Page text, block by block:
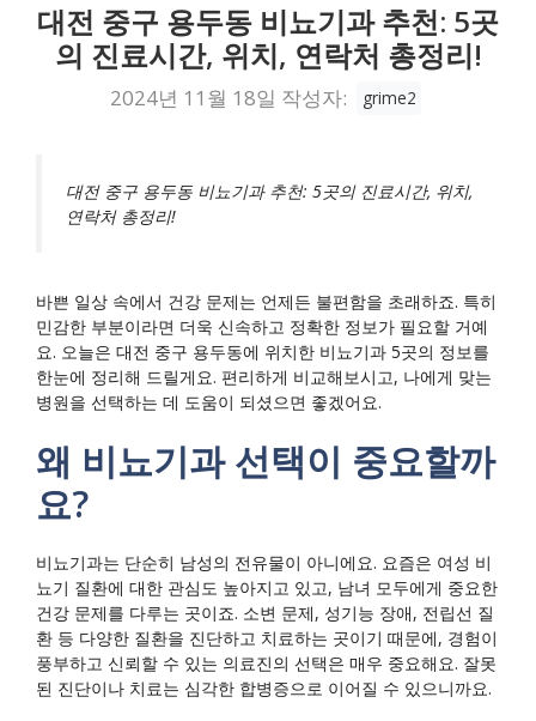
대전 중구 용두동 비뇨기과 추천: 5곳
의 진료시간, 위치, 연락처 총정리!
2024년 11월 18일 작성자: grime2
대전 중구 용두동 비뇨기과 추천: 5곳의 진료시간, 위치,
연락처 총정리!
바쁜 일상 속에서 건강 문제는 언제든 불편함을 초래하죠. 특히
민감한 부분이라면 더욱 신속하고 정확한 정보가 필요할 거예
요. 오늘은 대전 중구 용두동에 위치한 비뇨기과 5곳의 정보를
한눈에 정리해 드릴게요. 편리하게 비교해보시고, 나에게 맞는
병원을 선택하는 데 도움이 되셨으면 좋겠어요.
왜 비뇨기과 선택이 중요할까
요?
비뇨기과는 단순히 남성의 전유물이 아니에요. 요즘은 여성 비
뇨기 질환에 대한 관심도 높아지고 있고, 남녀 모두에게 중요한
건강 문제를 다루는 곳이죠. 소변 문제, 성기능 장애, 전립선 질
환 등 다양한 질환을 진단하고 치료하는 곳이기 때문에, 경험이
풍부하고 신뢰할 수 있는 의료진의 선택은 매우 중요해요. 잘못
된 진단이나 치료는 심각한 합병증으로 이어질 수 있으니까요.